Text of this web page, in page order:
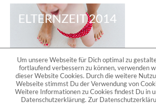
Um unsere Webseite für Dich optimal zu
fortlaufend verbessern zu können, verwenden
dieser Website Cookies. Durch die weitere
Webseite stimmst Du der Verwendung von
Weitere Informationen zu Cookies findest Du in
Datenschutzerklärung. Zur